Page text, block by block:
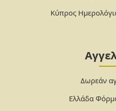
Κύπρος
Δωρεάν
Ελλάδα